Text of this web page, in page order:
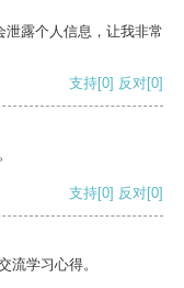
泄露个人信息，让我非常
支持[0] 反对[0]
支持[0] 反对[0]
流学习心得。